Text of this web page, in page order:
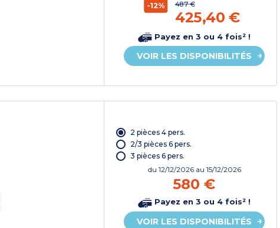
-12% 487 €
425,40 €
Payez en 3 ou 4 fois² !
VOIR LES DISPONIBILITÉS
2 pièces 4 pers.
2/3 pièces 6 pers.
3 pièces 6 pers.
du 12/12/2026 au 15/12/2026
580 €
Payez en 3 ou 4 fois² !
VOIR LES DISPONIBILITÉS